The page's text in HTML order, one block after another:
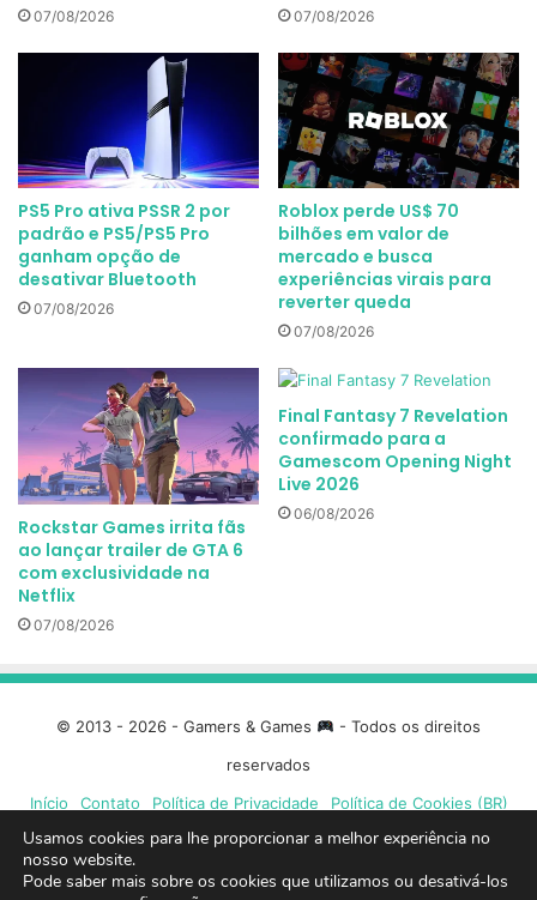
07/08/2026 07/08/2026
PS5 Pro ativa PSSR 2 por
padrão e PS5/PS5 Pro
ganham opção de
desativar Bluetooth
07/08/2026
Roblox perde US$ 70
bilhões em valor de
mercado e busca
experiências virais para
reverter queda
07/08/2026
Rockstar Games irrita fãs
ao lançar trailer de GTA 6
com exclusividade na
Netflix
07/08/2026
Final Fantasy 7 Revelation
confirmado para a
Gamescom Opening Night
Live 2026
06/08/2026
© 2013 - 2026 - Gamers & Games
- Todos os direitos
reservados
Início
Contato Política de Privacidade Política de Cookies (BR)
Facebook
X
Usamos cookies para lhe proporcionar a melhor experiência no
nosso website.
Pode saber mais sobre os cookies que utilizamos ou desativá-los